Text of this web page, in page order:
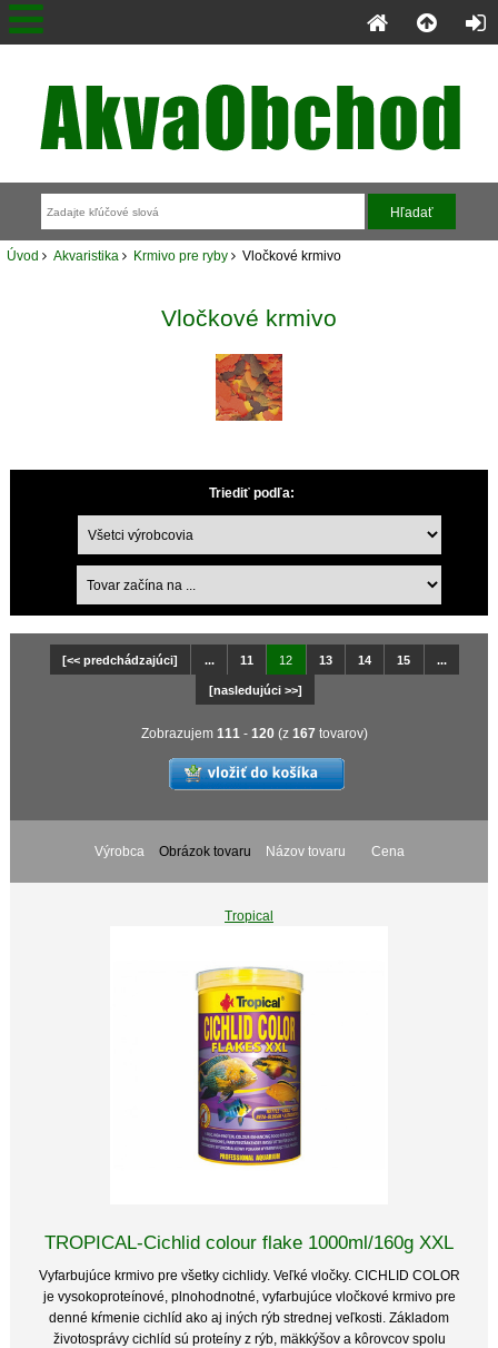
Úvod Akvaristika Krmivo pre ryby Vločkové krmivo
Vločkové krmivo
Triediť podľa:
[<< predchádzajúci] ... 11 12 13 14 15 ...
[nasledujúci >>]
Zobrazujem 111 - 120 (z 167 tovarov)
Výrobca Obrázok tovaru Názov tovaru Cena
Tropical
TROPICAL-Cichlid colour flake 1000ml/160g XXL
Vyfarbujúce krmivo pre všetky cichlidy. Veľké vločky. CICHLID COLOR
je vysokoproteínové, plnohodnotné, vyfarbujúce vločkové krmivo pre
denné kŕmenie cichlíd ako aj iných rýb strednej veľkosti. Základom
životosprávy cichlíd sú proteíny z rýb, mäkkýšov a kôrovcov spolu